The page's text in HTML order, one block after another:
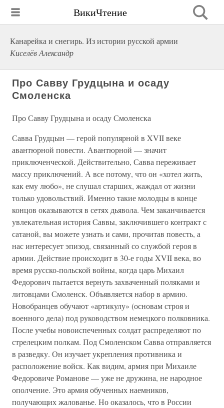
ВикиЧтение
Канарейка и снегирь. Из истории русской армии
Киселёв Александр
Про Савву Грудцына и осаду
Смоленска
Про Савву Грудцына и осаду Смоленска
Савва Грудцын — герой популярной в XVII веке
авантюрной повести. Авантюрной — значит
приключенческой. Действительно, Савва переживает
массу приключений. А все потому, что он «хотел жить,
как ему любо», не слушал старших, жаждал от жизни
только удовольствий. Именно такие молодцы в конце
концов оказываются в сетях дьявола. Чем заканчивается
увлекательная история Саввы, заключившего контракт с
сатаной, вы можете узнать и сами, прочитав повесть, а
нас интересует эпизод, связанный со службой героя в
армии. Действие происходит в 30-е годы XVII века, во
время русско-польской войны, когда царь Михаил
Федорович пытается вернуть захваченный поляками и
литовцами Смоленск. Объявляется набор в армию.
Новобранцев обучают «артикулу» (основам строя и
военного дела) под руководством немецкого полковника.
После учебы новоиспеченных солдат распределяют по
стрелецким полкам. Под Смоленском Савва отправляется
в разведку. Он изучает укрепления противника и
расположение войск. Как видим, армия при Михаиле
Федоровиче Романове — уже не дружина, не народное
ополчение. Это армия обученных наемников,
получающих жалованье. Но оказалось, что в России